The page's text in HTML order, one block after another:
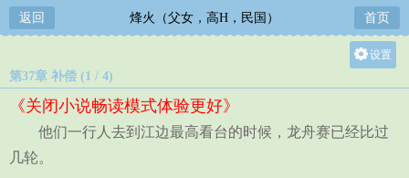
返回 烽火（父女，高H，民国） 首页
设置
中
第37章 补偿 (1 / 4)
《关闭小说畅读模式体验更好》
他们一行人去到江边最高看台的时候，龙舟赛已经比过
几轮。